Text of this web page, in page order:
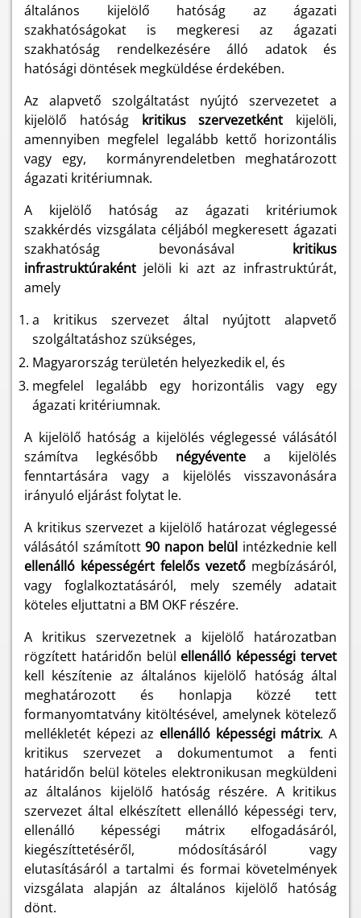
általános kijelölő hatóság az ágazati
szakhatóságokat is megkeresi az ágazati
szakhatóság rendelkezésére álló adatok és
hatósági döntések megküldése érdekében.
Az alapvető szolgáltatást nyújtó szervezetet a
kijelölő hatóság kritikus szervezetként kijelöli,
amennyiben megfelel legalább kettő horizontális
vagy egy, kormányrendeletben meghatározott
ágazati kritériumnak.
A kijelölő hatóság az ágazati kritériumok
szakkérdés vizsgálata céljából megkeresett ágazati
szakhatóság bevonásával kritikus
infrastruktúraként jelöli ki azt az infrastruktúrát,
amely
a kritikus szervezet által nyújtott alapvető
szolgáltatáshoz szükséges,
Magyarország területén helyezkedik el, és
megfelel legalább egy horizontális vagy egy
ágazati kritériumnak.
A kijelölő hatóság a kijelölés véglegessé válásától
számítva legkésőbb négyévente a kijelölés
fenntartására vagy a kijelölés visszavonására
irányuló eljárást folytat le.
A kritikus szervezet a kijelölő határozat véglegessé
válásától számított 90 napon belül intézkednie kell
ellenálló képességért felelős vezető megbízásáról,
vagy foglalkoztatásáról, mely személy adatait
köteles eljuttatni a BM OKF részére.
A kritikus szervezetnek a kijelölő határozatban
rögzített határidőn belül ellenálló képességi tervet
kell készítenie az általános kijelölő hatóság által
meghatározott és honlapja közzé tett
formanyomtatvány kitöltésével, amelynek kötelező
mellékletét képezi az ellenálló képességi mátrix. A
kritikus szervezet a dokumentumot a fenti
határidőn belül köteles elektronikusan megküldeni
az általános kijelölő hatóság részére. A kritikus
szervezet által elkészített ellenálló képességi terv,
ellenálló képességi mátrix elfogadásáról,
kiegészíttetéséről, módosításáról vagy
elutasításáról a tartalmi és formai követelmények
vizsgálata alapján az általános kijelölő hatóság
dönt.